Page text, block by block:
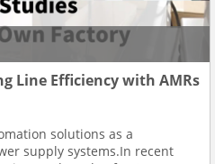
Line Efficiency with AMRs
solutions as a
supply systems.In recent